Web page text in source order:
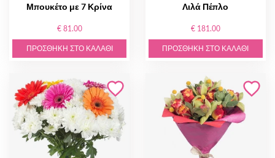
Μπουκέτο με 7 Κρίνα
€ 81.00
ΠΡΟΣΘΉΚΗ ΣΤΟ ΚΑΛΆΘΙ
Λιλά Πέπλο
€ 181.00
ΠΡΟΣΘΉΚΗ ΣΤΟ ΚΑΛΆΘΙ